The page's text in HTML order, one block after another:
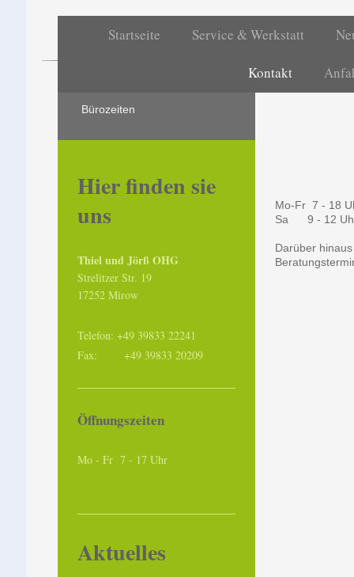
Startseite Service & Werkstatt
KontaktThiel
Mo-Fr 7 - 18
Sa 9 - 12
Darüber
Bürozeiten
Hier finden sie
uns
Thiel und Jörß OHG
Strelitzer Str. 19
17252 Mirow
Telefon: +49 39833 22241
Fax: +49 39833 20209
Öffnungszeiten
Mo - Fr 7 - 17 Uhr
Aktuelles